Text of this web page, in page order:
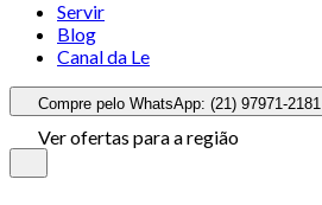
Servir
Blog
Canal da Le
Compre pelo WhatsApp: (21) 97971-2181
Ver ofertas para a região